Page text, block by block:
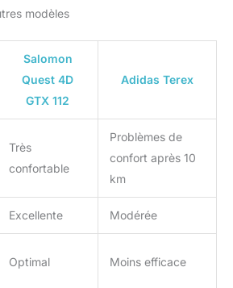
modèles
Salomon
Quest 4D
GTX 112
Adidas Terex
Très
confortable
Problèmes de
confort après 10
km
Excellente Modérée
Optimal Moins efficace